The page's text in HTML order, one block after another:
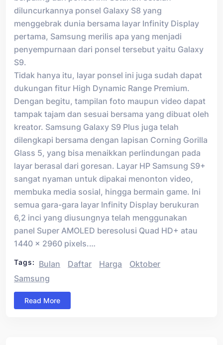
diluncurkannya ponsel Galaxy S8 yang
menggebrak dunia bersama layar Infinity Display
pertama, Samsung merilis apa yang menjadi
penyempurnaan dari ponsel tersebut yaitu Galaxy
S9.
Tidak hanya itu, layar ponsel ini juga sudah dapat
dukungan fitur High Dynamic Range Premium.
Dengan begitu, tampilan foto maupun video dapat
tampak tajam dan sesuai bersama yang dibuat oleh
kreator. Samsung Galaxy S9 Plus juga telah
dilengkapi bersama dengan lapisan Corning Gorilla
Glass 5, yang bisa menaikkan perlindungan pada
layar berasal dari goresan. Layar HP Samsung S9+
sangat nyaman untuk dipakai menonton video,
membuka media sosial, hingga bermain game. Ini
semua gara-gara layar Infinity Display berukuran
6,2 inci yang diusungnya telah menggunakan
panel Super AMOLED beresolusi Quad HD+ atau
1440 x 2960 pixels.…
Tags: Bulan Daftar Harga
Oktober
Samsung
Read More